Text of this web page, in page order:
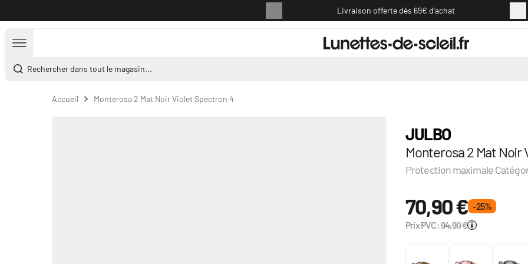
Livraison offerte dès 69€ d'achat
Rechercher dans tout le magasin...
Accueil Monterosa 2 Mat Noir Violet Spectron 4
JULBO
Monterosa 2 Mat Noir
Protection maximale
70,90 € - 25 %
Prix PVC:94,90 €